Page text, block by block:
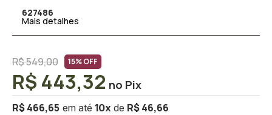
627486
Mais detalhes
R$ 549,00 15% OFF
R$ 466,65 10x R$ 46,66
R$ 443,32